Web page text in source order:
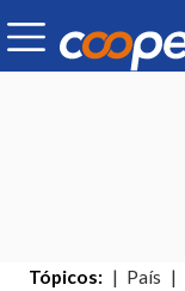
Tópicos: País